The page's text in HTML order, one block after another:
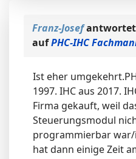
Franz-Josef
aufPHC-IHC
Ist eher
1997. IHC aus 2017.
Firma gekauft, weil
Steuerungsmodul
programmierbar
hat dann einige Zeit